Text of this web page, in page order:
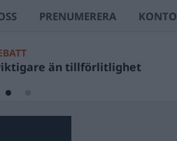
PRENUMERERA KONTO
än tillförlitlighet